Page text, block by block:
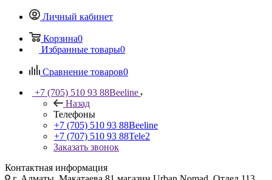
Личный кабинет
Корзина0
Избранные товары0
Сравнение товаров0
+7 (705) 510 93 88Beeline
Назад
Телефоны
+7 (705) 510 93 88Beeline
+7 (707) 510 93 88Tele2
Заказать звонок
Контактная информация